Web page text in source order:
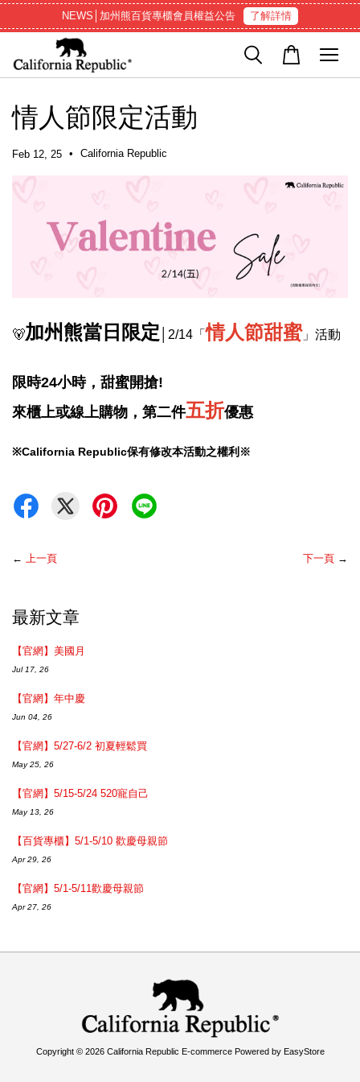
NEWS│加州熊百貨專櫃會員權益公告 了解詳情
情人節限定活動
Feb 12, 25 • California Republic
🐻加州熊當日限定 │2/14「情人節甜蜜」活動
限時24小時，甜蜜開搶!
來櫃上或線上購物，第二件五折優惠
※California Republic保有修改本活動之權利 ※
← 上一頁 下一頁 →
最新文章
【官網】美國月
Jul 17, 26
【官網】年中慶
Jun 04, 26
【官網】5/27-6/2 初夏輕鬆買
May 25, 26
【官網】5/15-5/24 520寵自己
May 13, 26
【百貨專櫃】5/1-5/10 歡慶母親節
Apr 29, 26
【官網】5/1-5/11歡慶母親節
Apr 27, 26
Copyright © 2026 California Republic E-commerce Powered by EasyStore